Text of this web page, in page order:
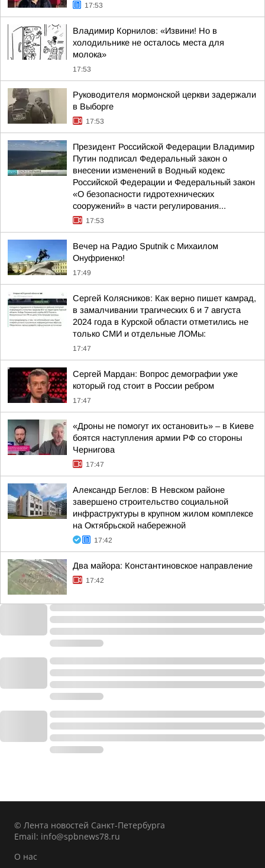
17:53
Владимир Корнилов: «Извини! Но в
холодильнике не осталось места для
молока»
17:53
Руководителя мормонской церкви задержали
в Выборге
17:53
Президент Российской Федерации Владимир
Путин подписал Федеральный закон о
внесении изменений в Водный кодекс
Российской Федерации и Федеральный закон
«О безопасности гидротехнических
сооружений» в части регулирования...
17:53
Вечер на Радио Sputnik с Михаилом
Онуфриенко!
17:49
Сергей Колясников: Как верно пишет камрад,
в замалчивании трагических 6 и 7 августа
2024 года в Курской области отметились не
только СМИ и отдельные ЛОМы:
17:47
Сергей Мардан: Вопрос демографии уже
который год стоит в России ребром
17:47
«Дроны не помогут их остановить» – в Киеве
боятся наступления армии РФ со стороны
Чернигова
17:47
Александр Беглов: В Невском районе
завершено строительство социальной
инфраструктуры в крупном жилом комплексе
на Октябрьской набережной
17:42
Два майора: Константиновское направление
17:42
© Лента новостей Санкт-Петербурга
Email: info@spbnews78.ru
О нас